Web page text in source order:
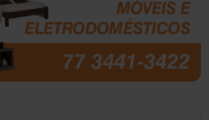
(7681)
(31966)